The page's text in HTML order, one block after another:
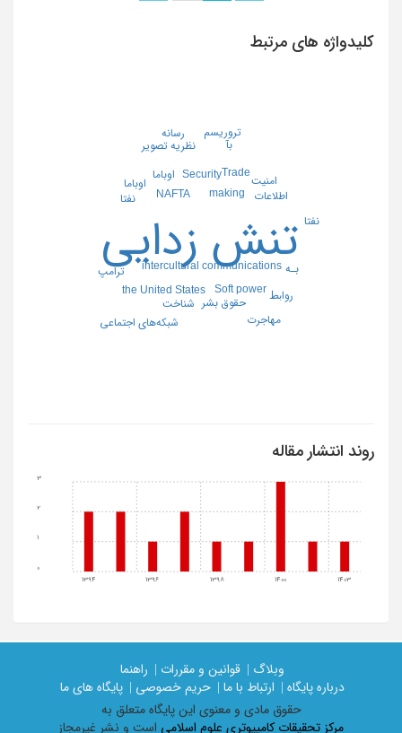
کلیدواژه های مرتبط
تنش زدایی
intercultural communications
making
NAFTA
Security
Soft power
the United States
Trade اوباما
حقوق بشر شناخت
نظریه تصویر
نفتا اطلاعات
امنیت اوباما
بآ
بـه ترامپ
تروریسم رسانه
رواﺑﻂ
شبکه‌های اجتماعی مهاجرت
نفتا
روند انتشار مقاله
1394 1396 1398 1400 1403
0
1
2
3
وبلاگ | قوانین و مقررات |
راهنما
درباره پایگاه |
ارتباط با ما | حریم خصوصی |
پایگاه های ما
حقوق مادی و معنوی اين پايگاه متعلق به
مرکز تحقیقات کامپیوتری علوم اسلامی است و نشر غیرمجاز